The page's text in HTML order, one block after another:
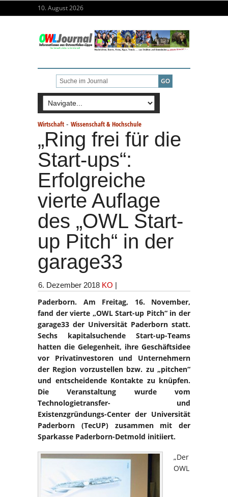
10. August 2026
Wirtschaft - Wissenschaft & Hochschule
„Ring frei für die
Start-ups“:
Erfolgreiche
vierte Auflage
des „OWL Start-
up Pitch“ in der
garage33
6. Dezember 2018 KO |
Paderborn. Am Freitag, 16. November,
fand der vierte „OWL Start-up Pitch“ in der
garage33 der Universität Paderborn statt.
Sechs kapitalsuchende Start-up-Teams
hatten die Gelegenheit, ihre Geschäftsidee
vor Privatinvestoren und Unternehmern
der Region vorzustellen bzw. zu „pitchen“
und entscheidende Kontakte zu knüpfen.
Die Veranstaltung wurde vom
Technologietransfer- und
Existenzgründungs-Center der Universität
Paderborn (TecUP) zusammen mit der
Sparkasse Paderborn-Detmold initiiert.
„Der
OWL